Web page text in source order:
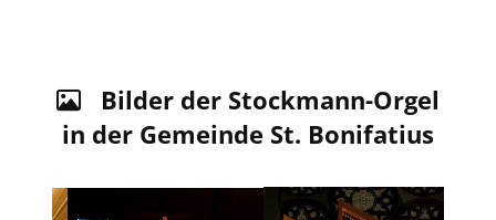

Bilder der Stockmann-Orgel
in der Gemeinde St. Bonifatius